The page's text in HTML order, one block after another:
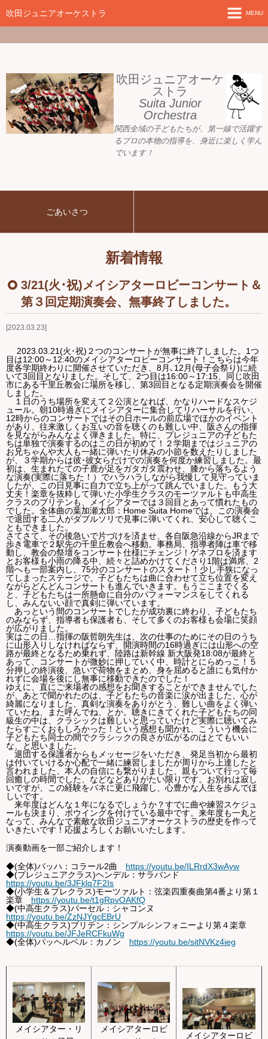
verification=nW1XDOjsXUeBk5Tr0WL2kTnlmTP78udH3yRHAbTSBv8
吹田ジュニアオーケストラ
吹田ジュニアオーケ
ストラ
Suita Junior
Orchestra
関西全域の子どもたちが、
第一線で活躍す
るプロの本物の指導を、身近に楽しく学ん
でいます！
MENU
ホーム
新着情報
活動目標
指導者ご紹介
プレジュニア クラス
Ｑ＆Ａ
お問い合わせ
ごあいさつ
新着情報
2023.03.23
3/21(火･祝)メイシアターロビーコンサート＆
第３回定期演奏会、無事終了しました。
2023.03.21(火･祝)２つのコンサートが無事に終了しました。1つ
目は12:00～12:40のメイシアターロビーコンサート！こちらは今年
度各学期終わりに開催させていただき、8月､12月(母子会祭り)に続
いて3回目となりました。そして、2つ目は16:00～17:15、同じ吹田
市にある千里丘教会に場所を移し、第3回目となる定期演奏会を開催
しました。
１日のうち場所を変えて２公演となれば、かなりハードなスケジ
ュール。朝10時過ぎにメイシアターに集合してリハーサルを行い、
12時からのコンサートではその日ホールの前広場でほかのイベント
があり、往来激しくお互いの音を聴くのも難しい中、阪さんの指揮
を見ながらみんなよく弾きました。特に、プレジュニアの子どもた
ちは単独で演奏するのはこの日が初めて！２学期まではジュニアの
お兄ちゃんや大人も一緒に弾いたり休みの小節を数えたりしました
が、３学期からは彼･彼女らだけでの演奏を何度か練習しました。最
初は、生まれたての子鹿が足をガタガタ震わせ、膝から落ちるよう
な演奏(実際に落ちた！）でハラハラしながら我慢して見守っていま
したが、この日見事に自力で立ち上がって跳んでいました。もう大
丈夫！楽章を抜粋して弾いた小学生クラスのモーツァルトも中高生
クラスのブリテンも、メイシアターでは３回目とあって慣れたもの
でした。全体曲の葉加瀬太郎：Home Suita Homeでは、この演奏会
で退団する二人がダブルソリで見事に弾いてくれ、安心して聴くこ
ともできました。
さてさて、その後急いで片づけを済ませ、各自阪急沿線からJRまで
歩き電車で２駅先の千里丘教会へ移動。事務局、指導者陣は車で移
動し、教会の祭壇をコンサート仕様にチェンジ！ゲネプロを済ます
とお客様も小雨の降る中、続々と詰めかけてくださり1階は満席、2
階へも一部案内し、75分のコンサートのスタート！少し手狭になっ
てしまったステージで、子どもたちは曲に合わせて立ち位置を変え
ながらどんどんコンサートも進んでいきます。もうここまでくる
と、子どもたちは一所懸命に自分のパフォーマンスをしてくれる
し、みんないい顔で真剣に弾いています。
あっという間のコンサートでしたが成功裏に終わり、子どもたち
のみならず、指導者も保護者も、そして多くのお客様も会場に笑顔
が広がりました。
実はこの日…指揮の阪哲朗先生は、次の仕事のためにその日のうち
に山形入りしなければならず、開演時間の16時過ぎには山形への空
路が最終となるため乗れず、陸路は新幹線 新大阪発18:08が最終と
あって、コンサートが微妙に押していく中、時計とにらめっこ！５
分押しの終演後、急いで荷物をまとめ、身を屈めると誰にも気付か
れずに会場を後にし無事に移動できたのでした！
ゆえに、直にご来場者の感想をお聞きすることができませんでした
が、あとで聞かれたのは、子どもたちの音楽に涙が出ました、心が
綺麗になりました、真剣な演奏をありがとう、難しい曲をよく弾い
ていたね、また呼んでね、とか。聴きにきてくれた子どもたちの同
級生の中は、クラシックは難しいと思っていたけど実際に聴いてみ
たらすごくおもしろかった！という感想も聞かれ、こういう機会に
子どもたち同士の間でクラシックの良さが広がるのはとてもいい
な、と思いました。
退団する保護者からもメッセージをいただき、発足当初から最初
は付いていけるか心配で一緒に練習しましたが周りから上達したと
言われました、本人の自信にも繋がりました、親もついて行って毎
回癒しの時間でした、などなどありがたい限りです。お別れは寂し
いですが、この経験をバネに更に飛躍し、心豊かな人生を歩んでほ
しいです。
来年度はどんな１年になるでしょうか？すでに曲や練習スケジュ
ールも決まり、ボウイングを付けている最中です。来年度も一丸と
なって、みんなで素敵な吹田ジュニアオーケストラの歴史を作って
いきたいです！応援よろしくお願いいたします。
演奏動画を一部ご紹介します！
◆(全体)バッハ：コラール2曲
https://youtu.be/ILRrdX3wAyw
◆(プレジュニアクラス)ヘンデル：サラバンド
https://youtu.be/3JFklq7F2Is
◆(小学生＆プレクラス)モーツァルト：弦楽四重奏曲第4番より第１
楽章 https://youtu.be/t1gRpvOAKfQ
◆(中高生クラス)パーセル：シャコンヌ
https://youtu.be/ZzNJYgcEBrU
◆(中高生クラス)ブリテン：シンプルシンフォニーより第４楽章
https://youtu.be/JFJeRCFkuWg
◆(全体)パッヘルベル：カノン https://youtu.be/sitNVKz4ieg
メイシアター・リ
メイシアターロビ
メイシアターロビ